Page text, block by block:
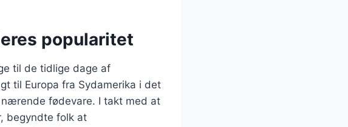
popularitet
til de tidlige dage af
til Europa fra Sydamerika i det
fødevare. I takt med at
begyndte folk at